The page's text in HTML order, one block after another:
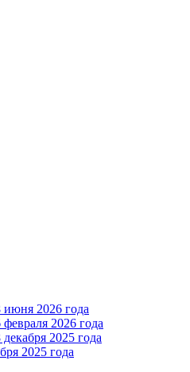
2026 года
2026 года
2025 года
2025 года